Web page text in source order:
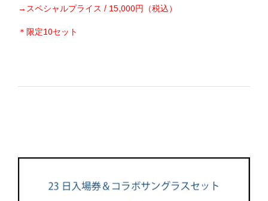
→スペシャルプライス / 15,000円（税込）
＊限定10セット